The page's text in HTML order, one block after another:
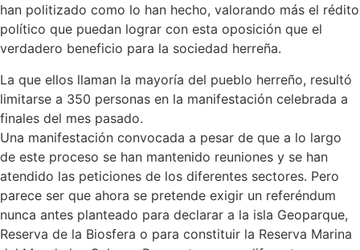
han politizado como lo han hecho, valorando más el rédito
político que puedan lograr con esta oposición que el
verdadero beneficio para la sociedad herreña.
La que ellos llaman la mayoría del pueblo herreño, resultó
limitarse a 350 personas en la manifestación celebrada a
finales del mes pasado.
Una manifestación convocada a pesar de que a lo largo
de este proceso se han mantenido reuniones y se han
atendido las peticiones de los diferentes sectores. Pero
parece ser que ahora se pretende exigir un referéndum
nunca antes planteado para declarar a la isla Geoparque,
Reserva de la Biosfera o para constituir la Reserva Marina